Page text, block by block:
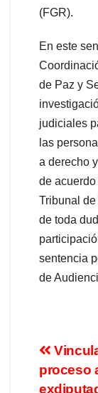
(FGR).
En este
de Paz y
judiciales
las
a derecho
de
Tribunal
de toda
sentencia
de
proceso